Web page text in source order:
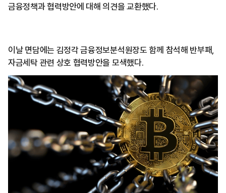
금융정책과 협력방안에 대해 의견을 교환했다.
이날 면담에는 김정각 금융정보분석원장도 함께 참석해 반부패,
자금세탁 관련 상호 협력방안을 모색했다.